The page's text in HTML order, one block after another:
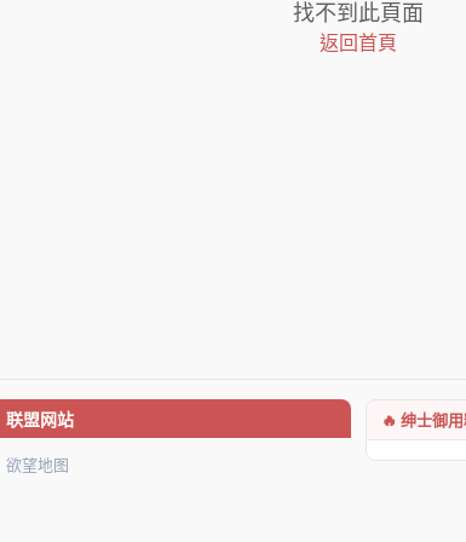
找不到此頁面
返回首頁
联盟网站
欲望地图
🔥 绅士御